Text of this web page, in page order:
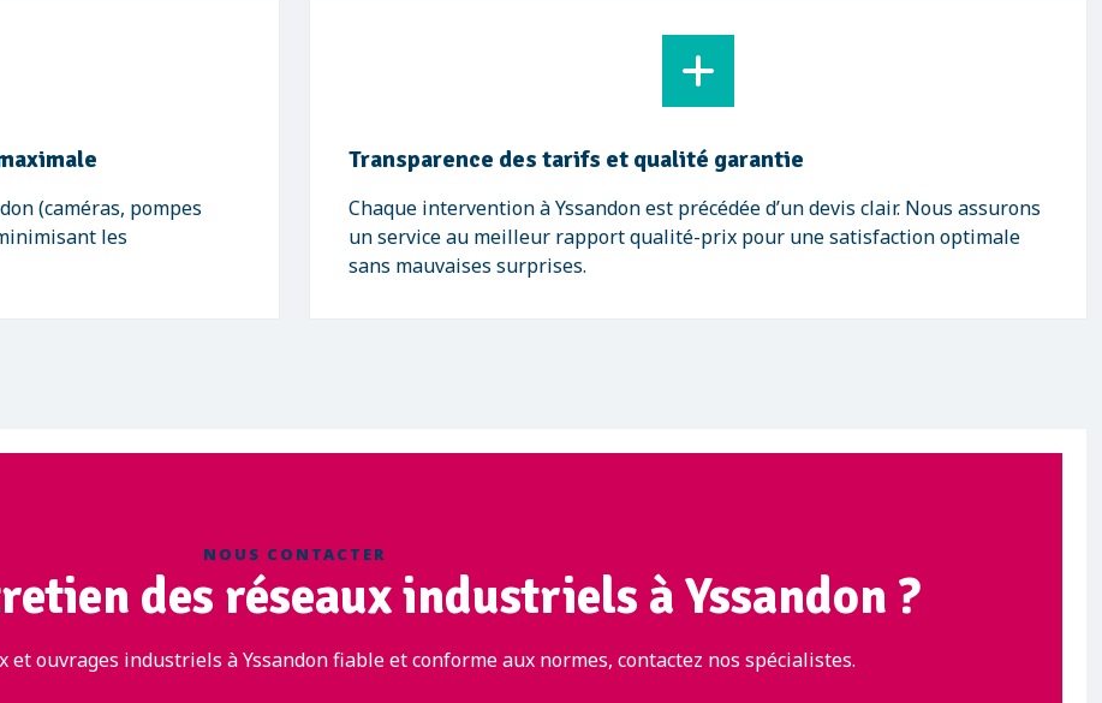
(caméras, pompes
les
Transparence des tarifs et qualité garantie
Chaque intervention à Yssandon est précédée d’un devis clair. Nous assurons
un service au meilleur rapport qualité-prix pour une satisfaction optimale
sans mauvaises surprises.
NOUS CONTACTER
des réseaux industriels à Yssandon ?
ouvrages industriels à Yssandon fiable et conforme aux normes, contactez nos spécialistes.